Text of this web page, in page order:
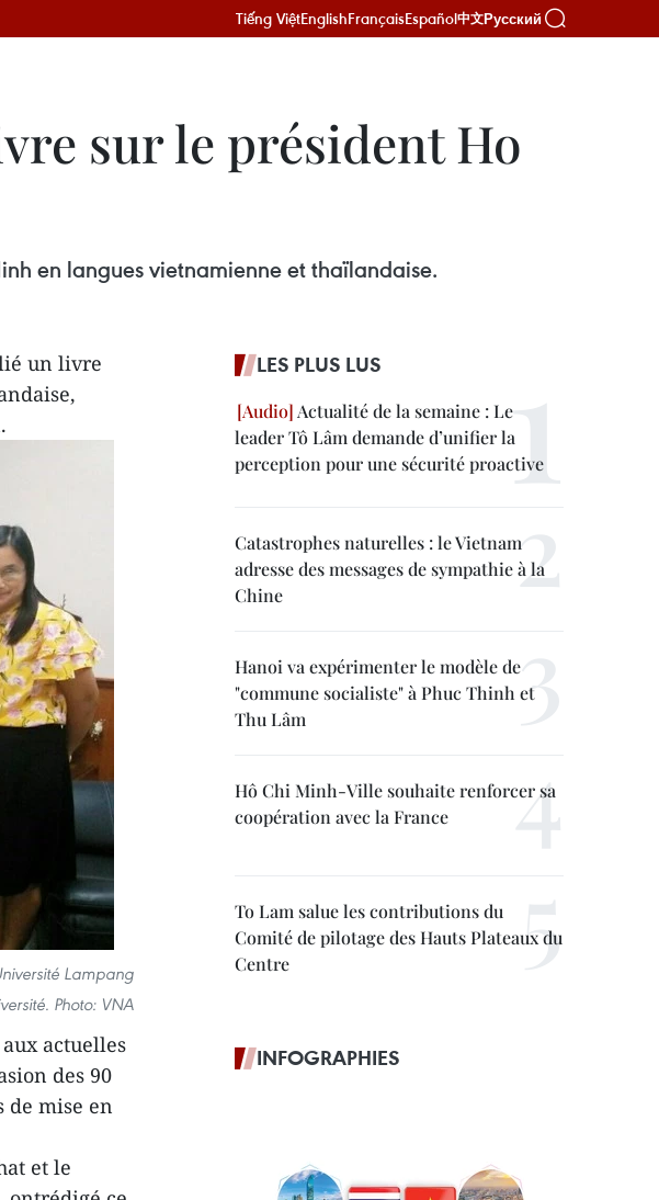
Tiếng ViệtEnglishFrançaisEspañol中文Русский
sur le président Ho
en langues vietnamienne et thaïlandaise.
un livre
Lampang
Photo: VNA
actuelles
des 90
de mise en
et le
LES PLUS LUS
Actualité de la semaine : Le
leader Tô Lâm demande d’unifier la
perception pour une sécurité proactive
Catastrophes naturelles : le Vietnam
adresse des messages de sympathie à la
Chine
Hanoi va expérimenter le modèle de
"commune socialiste" à Phuc Thinh et
Thu Lâm
Hô Chi Minh-Ville souhaite renforcer sa
coopération avec la France
To Lam salue les contributions du
Comité de pilotage des Hauts Plateaux du
Centre
INFOGRAPHIES